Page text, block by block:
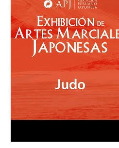
Teatro Peruano Japonés